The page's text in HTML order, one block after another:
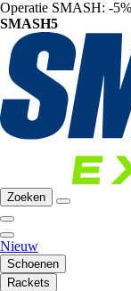
Operatie SMASH: -
SMASH5
Zoeken
Nieuw
Schoenen
Rackets